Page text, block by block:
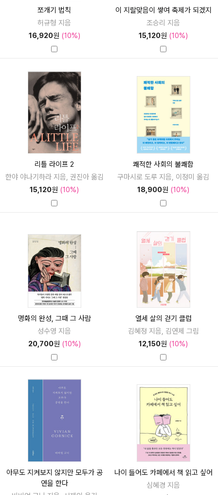
쪼개기 법칙
허규형 지음
16,920원 (10%)
이 지랄맞음이 쌓여 축제가 되겠지
조승리 지음
15,120원 (10%)
리틀 라이프 2
한야 야나기하라 지음, 권진아 옮김
15,120원 (10%)
쾌적한 사회의 불쾌함
구마시로 도루 지음, 이정미 옮김
18,900원 (10%)
명화의 완성, 그때 그 사람
성수영 지음
20,700원 (10%)
열세 살의 걷기 클럽
김혜정 지음, 김연제 그림
12,150원 (10%)
아무도 지켜보지 않지만 모두가 공
연을 한다
나이 들어도 카페에서 책 읽고 싶어
심혜경 지음